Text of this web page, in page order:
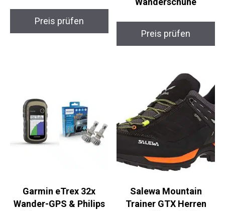
Pioneer Mid GTX
Garmin eTrex 32x
Salewa Mountain